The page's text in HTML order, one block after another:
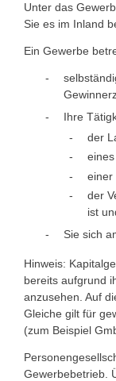
Unter das
Sie es im Inland
Ein Gewerbe
Ihre
der
einer
der
ist
Sie sich
Hinweis:
bereits aufgrund
anzusehen. Auf
Gleiche gilt für
(zum Beispiel
Gewerbebetrieb.